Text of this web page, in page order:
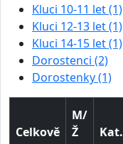
Kluci 10-11 let (1)
Kluci 12-13 let (1)
Kluci 14-15 let (1)
Dorostenci (2)
Dorostenky (1)
Celkově
M/
Ž
Kat.